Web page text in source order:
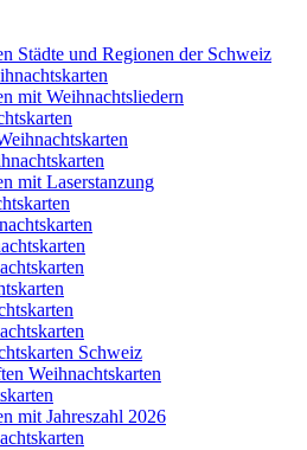
Städte und Regionen der Schweiz
mit Weihnachtsliedern
mit Laserstanzung
Schweiz
Weihnachtskarten
mit Jahreszahl 2026